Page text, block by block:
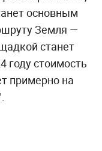
основным
Земля —
станет
году стоимость
примерно на